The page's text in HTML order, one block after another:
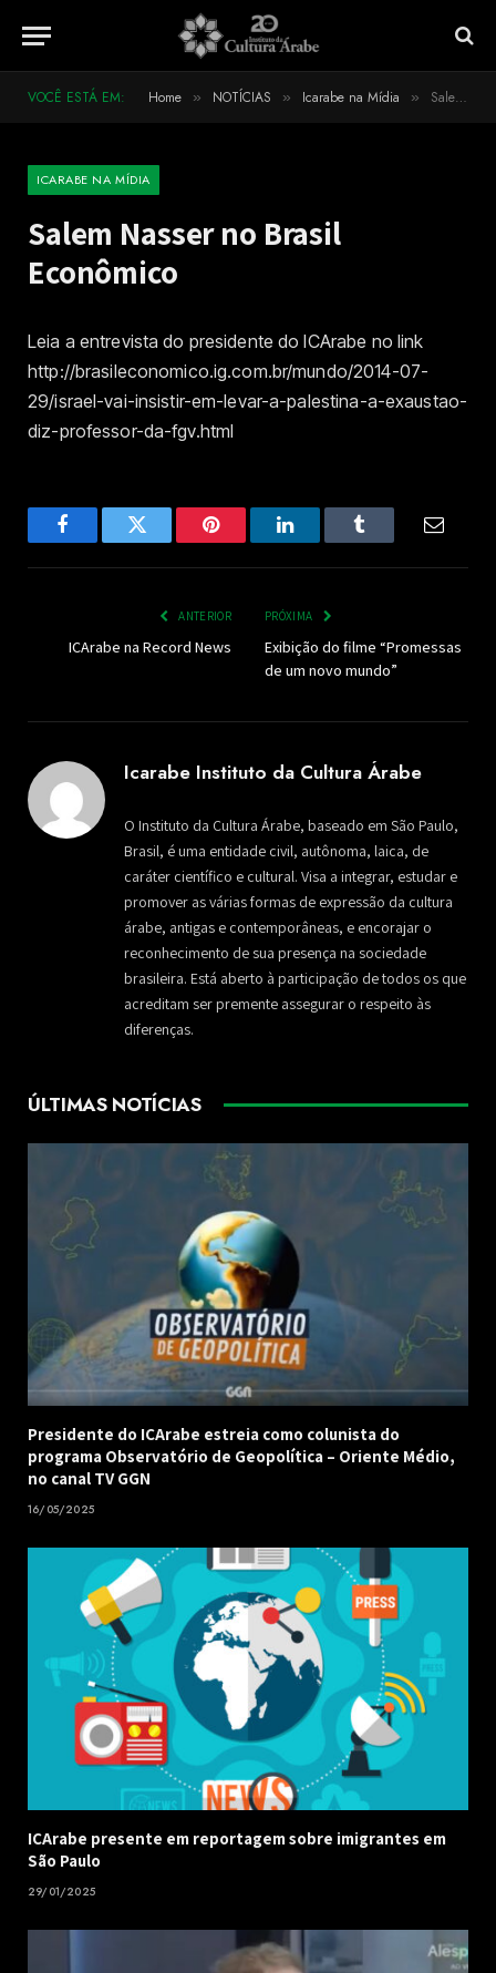
VOCÊ ESTÁ EM: Home » NOTÍCIAS » Icarabe na Mídia » Salem Nasser no Brasil Econômico
ICARABE NA MÍDIA
Salem Nasser no Brasil
Econômico
Leia a entrevista do presidente do ICArabe no link
http://brasileconomico.ig.com.br/mundo/2014-07-
29/israel-vai-insistir-em-levar-a-palestina-a-exaustao-
diz-professor-da-fgv.html
FacebookTwitter Pinterest LinkedInTumblr
ANTERIOR
ICArabe na Record News
PRÓXIMA
Exibição do filme “Promessas
de um novo mundo”
Icarabe Instituto da Cultura Árabe
O Instituto da Cultura Árabe, baseado em São Paulo,
Brasil, é uma entidade civil, autônoma, laica, de
caráter científico e cultural. Visa a integrar, estudar e
promover as várias formas de expressão da cultura
árabe, antigas e contemporâneas, e encorajar o
reconhecimento de sua presença na sociedade
brasileira. Está aberto à participação de todos os que
acreditam ser premente assegurar o respeito às
diferenças.
ÚLTIMAS NOTÍCIAS
Presidente do ICArabe estreia como colunista do
programa Observatório de Geopolítica – Oriente Médio,
no canal TV GGN
16/05/2025
ICArabe presente em reportagem sobre imigrantes em
São Paulo
29/01/2025